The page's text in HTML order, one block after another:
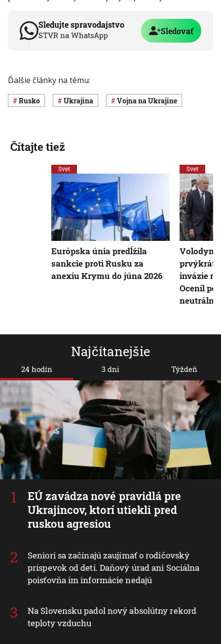
Sledujte spravodajstvo
STVR na WhatsApp Sledovať
Ďalšie články na tému:
Rusko Ukrajina vojna na Ukrajine
Najčítanejšie
24 hodín
EÚ zavádza nové pravidlá pre
Ukrajincov, ktorí utiekli pred
ruskou agresiou
Seniori sa začínajú zaujímať o rodičovský
príspevok od detí. Daňový úrad ani Sociálna
poisťovňa im informácie nedajú
Na Slovensku padol nový absolútny rekord
teploty vzduchu
3 dni Týždeň
Čítajte tiež
Svet
Európska únia predĺžila
sankcie proti Rusku za
anexiu Krymu do júna 2026
Svet
prvýkrát
invázie
Ocenil